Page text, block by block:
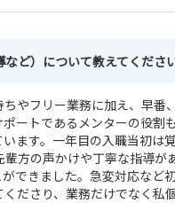
ど）について教えてくださ
やフリー業務に加え、早番
ートであるメンターの役割
ます。一年目の入職当初は
方の声かけや丁寧な指導が
できました。急変対応など
ださり、業務だけでなく私